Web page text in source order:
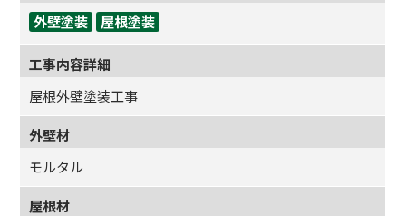
外壁塗装
屋根塗装
工事内容詳細
屋根外壁塗装工事
外壁材
モルタル
屋根材